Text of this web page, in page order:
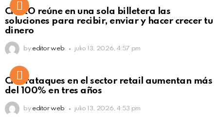
Not Safe For Work
Click to view this post
CiNKO reúne en una sola billetera las
soluciones para recibir, enviar y hacer crecer tu
dinero
by editor web julio 13, 2026, 4:57 pm
Ciberataques en el sector retail aumentan más
del 100% en tres años
by editor web julio 13, 2026, 4:53 pm